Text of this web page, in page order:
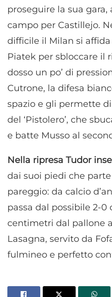
proseguire la sua
campo per Castillejo.
difficile il Milan si
Piatek per sbloccare il
dosso un po’ di
Cutrone, la difesa
spazio e gli permette
del ‘Pistolero’, che
e batte Musso al
Nella ripresa Tudor
dai suoi piedi che
pareggio: da calcio
passa dal possibile 2-0
centimetri dal pallone
Lasagna, servito da
fulmineo e perfetto